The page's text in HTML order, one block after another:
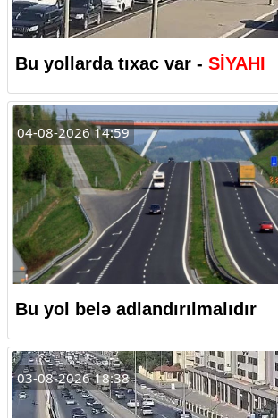
Bu yollarda tıxac var - SİYAHI
04-08-2026 14:59
Bu yol belə adlandırılmalıdır
03-08-2026 18:38